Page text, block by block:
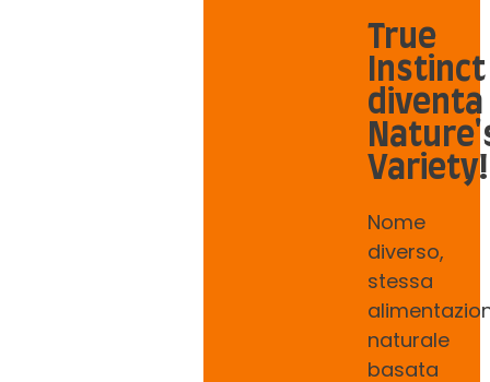
True
Instinct
diventa
Variety!
Nome
diverso,
stessa
naturale
basata